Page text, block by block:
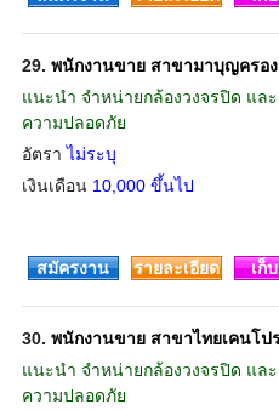
29. พนักงานขาย สาขามาบุญครอง
แนะนำ จำหน่ายกล้องวงจรปิด แล
ความปลอดภัย
อัตราไม่ระบุ
เงินเดือน 10,000 ขึ้นไป
สมัครงาน
รายละเอียด เก็
30. พนักงานขาย สาขาไทยเคนโป
แนะนำ จำหน่ายกล้องวงจรปิด แล
ความปลอดภัย